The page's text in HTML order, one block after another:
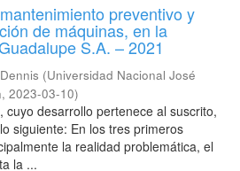
preventivo y
de máquinas, en la
S.A. – 2021
(Universidad Nacional José
, 2023-03-10)
cuyo desarrollo pertenece al suscrito,
siguiente: En los tres primeros
la realidad problemática, el
la ...